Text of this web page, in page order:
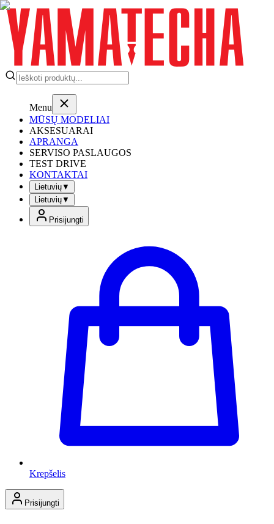
Menu
MŪSŲ MODELIAI
AKSESUARAI
APRANGA
SERVISO PASLAUGOS
TEST DRIVE
KONTAKTAI
Lietuvių▼
Lietuvių▼
Prisijungti
Krepšelis
Prisijungti